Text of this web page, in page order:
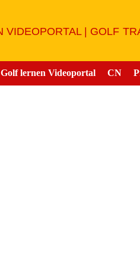
Golf lernen Videoportal CN